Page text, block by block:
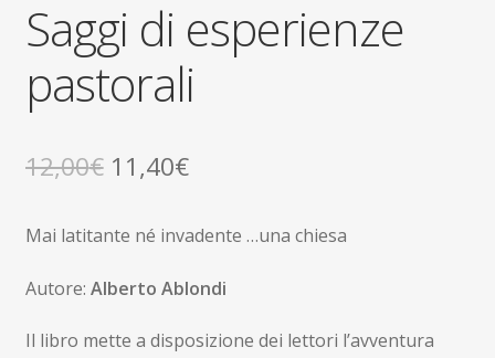
Contatti
Don Bosco
Saggi di esperienze
pastorali
12,00€ Il
originale
era:
11,40€Il
attuale
è:
Mai latitante né invadente …una chiesa
Autore: Alberto Ablondi
Il libro mette a disposizione dei lettori l’avventura